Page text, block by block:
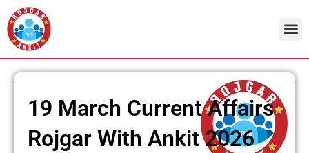
Skip
to
content
19 March Current Affairs
Rojgar With Ankit 2026